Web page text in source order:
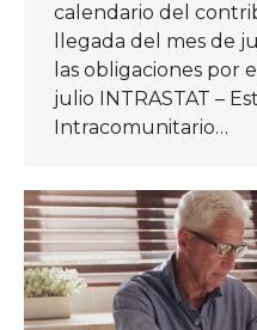
calendario del
llegada del mes de
las obligaciones por
julio INTRASTAT –
Intracomunitario…